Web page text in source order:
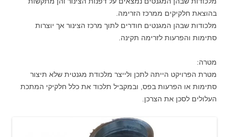
בהוצאת חלקיקים ממרכז הזרימה.
מלכודות שבהן המגנטים חודרים לתוך מרכז הצינור אך יוצרות
סתימות והפרעות לזרימה תקינה.
מטרה:
מטרת הפרויקט הייתה לתכן ולייצר מלכודת מגנטית שלא תיצור
סתימות או הפרעות בפס, ובמקביל תלכוד את כלל חלקיקי המתכת
העלולים לסכן את הצרכן.